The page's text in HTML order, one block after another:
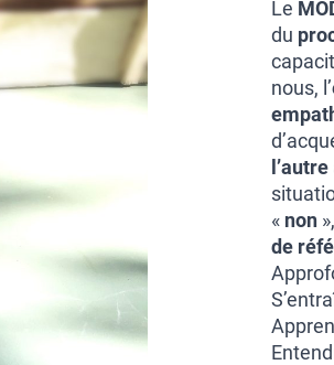
Le
du
nous, l’
l’autre
« non
de